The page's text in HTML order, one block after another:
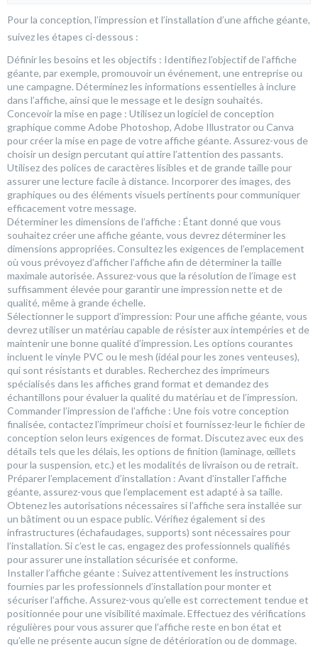
Pour la conception, l’impression et l’installation d’une affiche géante,
suivez les étapes ci-dessous :
Définir les besoins et les objectifs : Identifiez l’objectif de l’affiche
géante, par exemple, promouvoir un événement, une entreprise ou
une campagne. Déterminez les informations essentielles à inclure
dans l’affiche, ainsi que le message et le design souhaités.
Concevoir la mise en page : Utilisez un logiciel de conception
graphique comme Adobe Photoshop, Adobe Illustrator ou Canva
pour créer la mise en page de votre affiche géante. Assurez-vous de
choisir un design percutant qui attire l’attention des passants.
Utilisez des polices de caractères lisibles et de grande taille pour
assurer une lecture facile à distance. Incorporer des images, des
graphiques ou des éléments visuels pertinents pour communiquer
efficacement votre message.
Déterminer les dimensions de l’affiche : Étant donné que vous
souhaitez créer une affiche géante, vous devrez déterminer les
dimensions appropriées. Consultez les exigences de l’emplacement
où vous prévoyez d’afficher l’affiche afin de déterminer la taille
maximale autorisée. Assurez-vous que la résolution de l’image est
suffisamment élevée pour garantir une impression nette et de
qualité, même à grande échelle.
Sélectionner le support d’impression: Pour une affiche géante, vous
devrez utiliser un matériau capable de résister aux intempéries et de
maintenir une bonne qualité d’impression. Les options courantes
incluent le vinyle PVC ou le mesh (idéal pour les zones venteuses),
qui sont résistants et durables. Recherchez des imprimeurs
spécialisés dans les affiches grand format et demandez des
échantillons pour évaluer la qualité du matériau et de l’impression.
Commander l’impression de l’affiche : Une fois votre conception
finalisée, contactez l’imprimeur choisi et fournissez-leur le fichier de
conception selon leurs exigences de format. Discutez avec eux des
détails tels que les délais, les options de finition (laminage, œillets
pour la suspension, etc.) et les modalités de livraison ou de retrait.
Préparer l’emplacement d’installation : Avant d’installer l’affiche
géante, assurez-vous que l’emplacement est adapté à sa taille.
Obtenez les autorisations nécessaires si l’affiche sera installée sur
un bâtiment ou un espace public. Vérifiez également si des
infrastructures (échafaudages, supports) sont nécessaires pour
l’installation. Si c’est le cas, engagez des professionnels qualifiés
pour assurer une installation sécurisée et conforme.
Installer l’affiche géante : Suivez attentivement les instructions
fournies par les professionnels d’installation pour monter et
sécuriser l’affiche. Assurez-vous qu’elle est correctement tendue et
positionnée pour une visibilité maximale. Effectuez des vérifications
régulières pour vous assurer que l’affiche reste en bon état et
qu’elle ne présente aucun signe de détérioration ou de dommage.